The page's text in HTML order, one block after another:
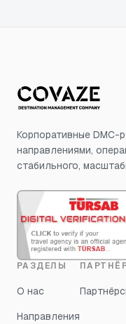
Корпоративные
направлениями,
стабильного,
РАЗДЕЛЫ
О нас
Направления